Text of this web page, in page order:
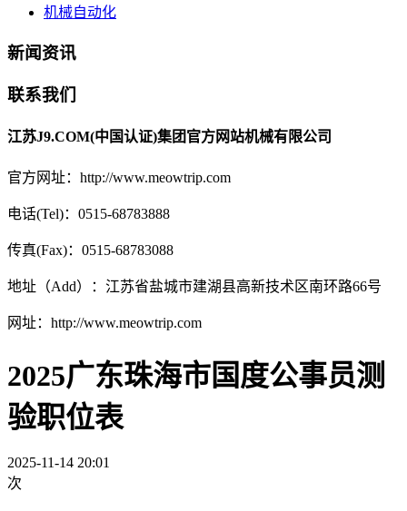
机械自动化
新闻资讯
联系我们
江苏J9.COM(中国认证)集团官方网站机械有限公司
官方网址：http://www.meowtrip.com
电话(Tel)：0515-68783888
传真(Fax)：0515-68783088
地址（Add）：江苏省盐城市建湖县高新技术区南环路66号
网址：http://www.meowtrip.com
2025广东珠海市国度公事员测
验职位表
2025-11-14 20:01
次